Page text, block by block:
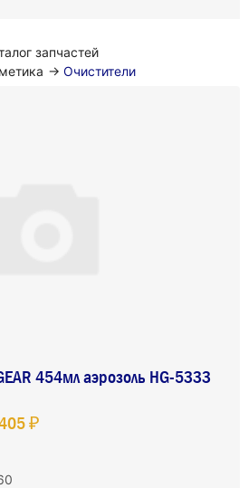
запчастей
→ Очистители
454мл аэрозоль HG-5333
₽